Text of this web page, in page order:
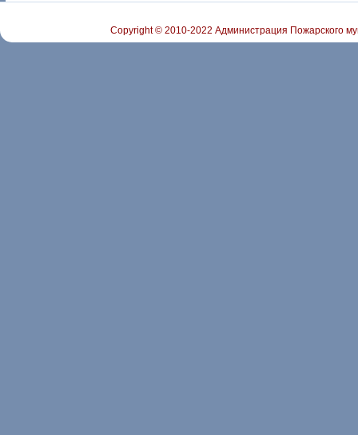
Copyright © 2010-2022 Администрация Пожарского